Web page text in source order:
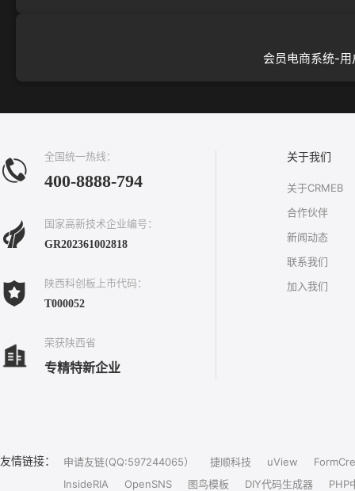
会员电商系统-
全国统一热线：
400-8888-794
国家高新技术企业编号：
GR202361002818
陕西科创板上市代码：
T000052
荣获陕西省
专精特新企业
关于我们
关于CRMEB
合作伙伴
新闻动态
联系我们
加入我们
友情链接： 申请友链(QQ:597244065） 捷顺科技 uView
InsideRIA
OpenSNS 图鸟模板 DIY代码生成器
PHP